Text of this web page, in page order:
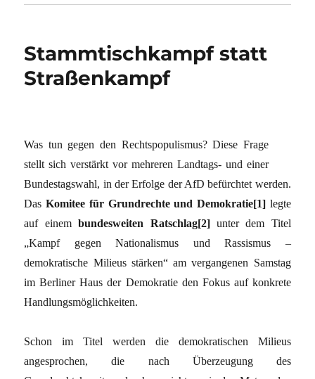
Stammtischkampf statt
Straßenkampf
Was tun gegen den Rechtspopulismus? Diese Frage
stellt sich verstärkt vor mehreren Landtags- und einer
Bundestagswahl, in der Erfolge der AfD befürchtet werden.
DasKomitee für Grundrechte und Demokratie[1]legte
auf einembundesweiten Ratschlag[2]unter dem Titel
„Kampf gegen Nationalismus und Rassismus –
demokratische Milieus stärken“ am vergangenen Samstag
im Berliner Haus der Demokratie den Fokus auf konkrete
Handlungsmöglichkeiten.
Schon im Titel werden die demokratischen Milieus
angesprochen, die nach Überzeugung des